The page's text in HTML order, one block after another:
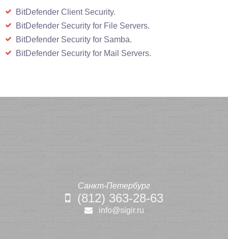
BitDefender Client Security.
BitDefender Security for File Servers.
BitDefender Security for Samba.
BitDefender Security for Mail Servers.
Санкт-Петербург
(812) 363-28-63
info@sigir.ru